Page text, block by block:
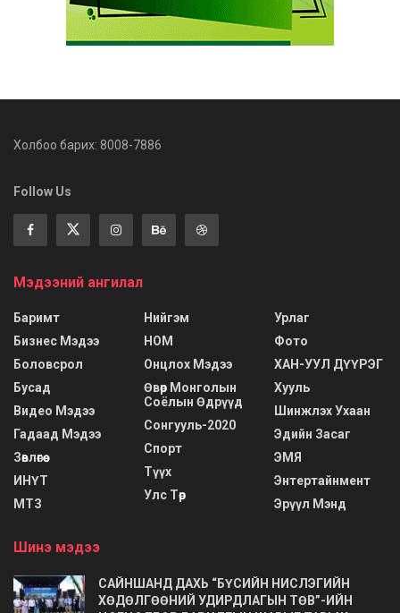
Холбоо барих: 8008-7886
Follow Us
Мэдээний ангилал
Баримт
Бизнес Мэдээ
Боловсрол
Бусад
Видео Мэдээ
Гадаад Мэдээ
Зөвлөгөө
ИНҮТ
МТЗ
Нийгэм
НОМ
Онцлох Мэдээ
Өвөр Монголын
Соёлын Өдрүүд
Сонгууль-2020
Спорт
Түүх
Улс Төр
Урлаг
Фото
ХАН-УУЛ ДҮҮРЭГ
Хууль
Шинжлэх Ухаан
Эдийн Засаг
ЭМЯ
Энтертайнмент
Эрүүл Мэнд
Шинэ мэдээ
САЙНШАНД ДАХЬ “БҮСИЙН НИСЛЭГИЙН
ХӨДӨЛГӨӨНИЙ УДИРДЛАГЫН ТӨВ”-ИЙН